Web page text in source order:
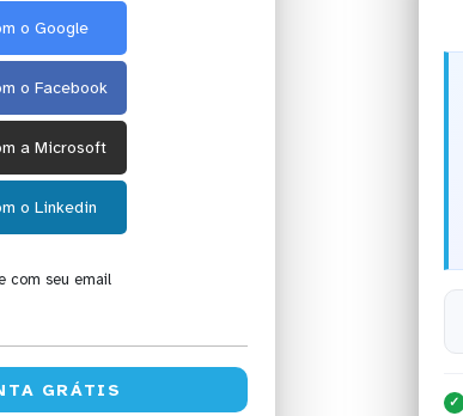
o Google
o Facebook
a Microsoft
o Linkedin
com seu email
✓